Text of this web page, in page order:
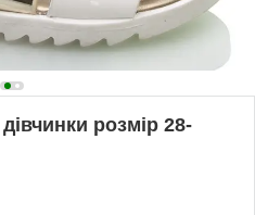
розмір 28-